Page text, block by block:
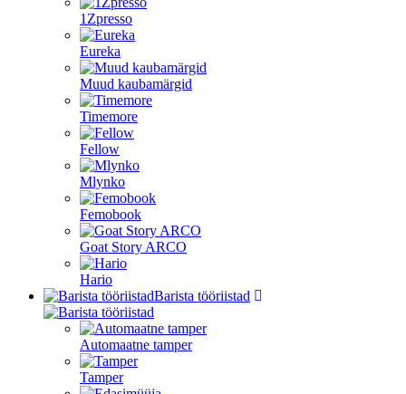
1Zpresso
Eureka
Muud kaubamärgid
Timemore
Fellow
Mlynko
Femobook
Goat Story ARCO
Hario
Barista tööriistad
Automaatne tamper
Tamper